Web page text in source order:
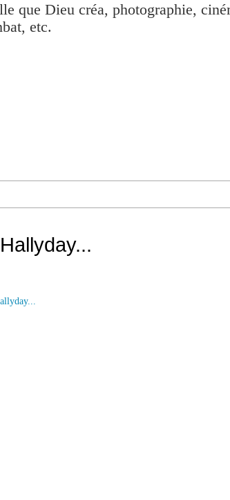
que Dieu créa, photographie,
etc.